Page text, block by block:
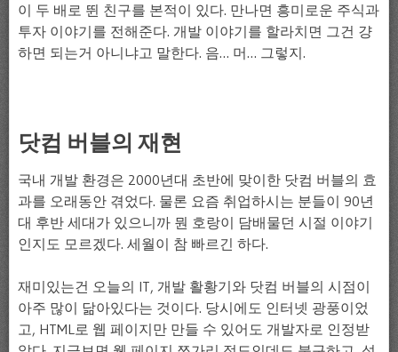
이 두 배로 뛴 친구를 본적이 있다. 만나면 흥미로운 주식과
투자 이야기를 전해준다. 개발 이야기를 할라치면 그건 걍
하면 되는거 아니냐고 말한다. 음… 머… 그렇지.
닷컴 버블의 재현
국내 개발 환경은 2000년대 초반에 맞이한 닷컴 버블의 효
과를 오래동안 겪었다. 물론 요즘 취업하시는 분들이 90년
대 후반 세대가 있으니까 뭔 호랑이 담배물던 시절 이야기
인지도 모르겠다. 세월이 참 빠르긴 하다.
재미있는건 오늘의 IT, 개발 활황기와 닷컴 버블의 시점이
아주 많이 닮아있다는 것이다. 당시에도 인터넷 광풍이었
고, HTML로 웹 페이지만 만들 수 있어도 개발자로 인정받